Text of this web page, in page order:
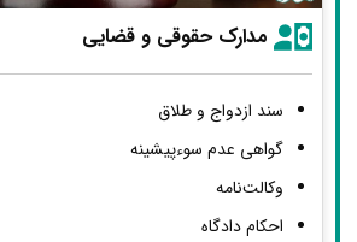
مدارک حقوقی و قضایی
سند ازدواج و طلاق
گواهی عدم سوءپیشینه
وکالت‌نامه
احکام دادگاه